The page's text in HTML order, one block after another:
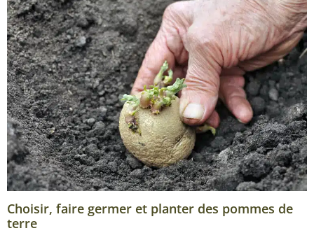
Choisir, faire germer et planter des pommes de
terre